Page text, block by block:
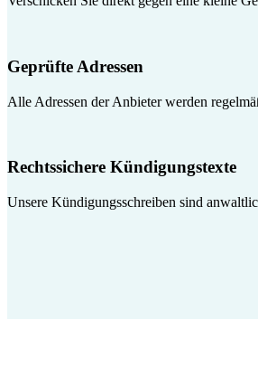
Geprüfte Adressen
Alle Adressen der Anbieter werden
Rechtssichere Kündigungstexte
Unsere Kündigungsschreiben sind